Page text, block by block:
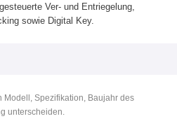
Ver- und Entriegelung,
sowie Digital Key.
Spezifikation, Baujahr des
unterscheiden.